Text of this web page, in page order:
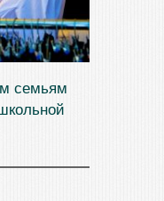
семьям